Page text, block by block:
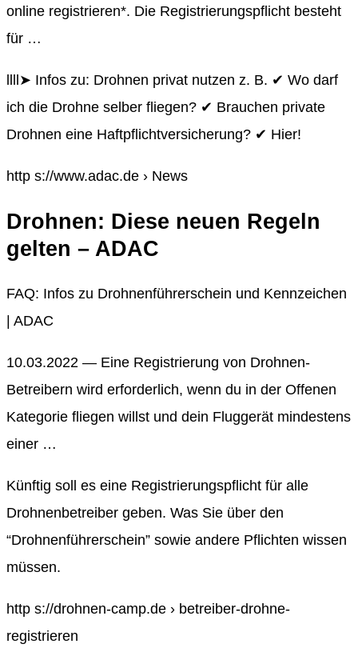
online registrieren*. Die Registrierungspflicht besteht
für …
llll➤ Infos zu: Drohnen privat nutzen z. B. ✔ Wo darf
ich die Drohne selber fliegen? ✔ Brauchen private
Drohnen eine Haftpflichtversicherung? ✔ Hier!
http s://www.adac.de › News
Drohnen: Diese neuen Regeln
gelten – ADAC
FAQ: Infos zu Drohnenführerschein und Kennzeichen
| ADAC
10.03.2022 — Eine Registrierung von Drohnen-
Betreibern wird erforderlich, wenn du in der Offenen
Kategorie fliegen willst und dein Fluggerät mindestens
einer …
Künftig soll es eine Registrierungspflicht für alle
Drohnenbetreiber geben. Was Sie über den
“Drohnenführerschein” sowie andere Pflichten wissen
müssen.
http s://drohnen-camp.de › betreiber-drohne-
registrieren